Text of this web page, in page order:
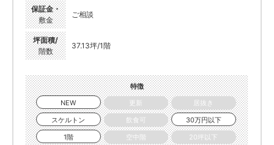
保証金・
敷金
ご相談
坪面積/
階数
37.13坪/1階
特徴
NEW
更新
居抜き
スケルトン
飲食可
30万円以下
1階
空中階
20坪以下